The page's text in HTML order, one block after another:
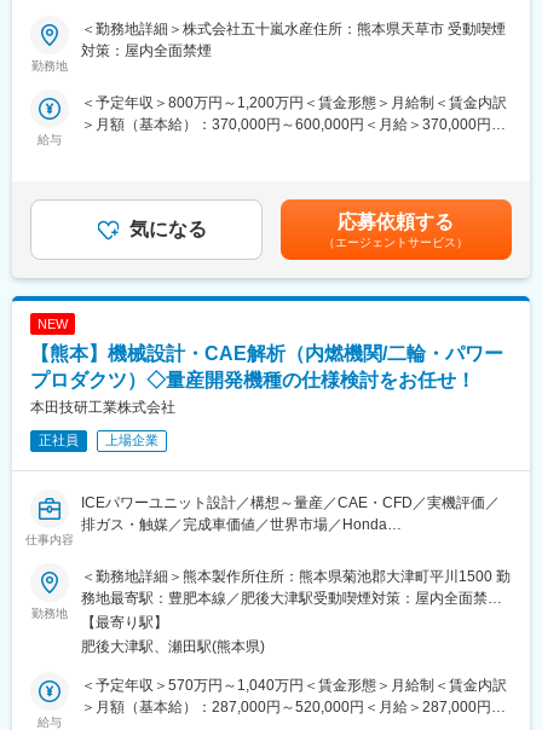
■携わる製品の名称・特徴：
・社内業務向けシステム、業務支援ツール
■業務の魅力・やりがい：
ジションです。
・部門の壁を越えた多様なステークホルダーと連携し、DXプロジ
ェクトの企画から実行まで一貫して携わることで、自らの提案が
組織の成果に直結するやりがいを実感できます。
■業務内容：
（1）現地養殖会社の運営全般:
（2）養殖現場の指導:
養殖現場での作業プロセスの最適化や技術指導を行い、生産効率
生産物の販売先との交渉や取引条件の調整を担当します。市場ニ
ーズに応じた販売戦略の策定と実行を行い、売上の最大化を図り
ます。
（4）業務の幅広い管理:
生産から販売までの一連のプロセスを管理し、効率的な運営を実
す。
（5）関係者との連携:
社内外の関係者との円滑なコミュニケーションを図り、信頼関係
を構築します。特に供給チェーンの管理や取引先との協力体制を
強化します。
縮小傾向だといわれた日本の外食市場で、当社のメインのフィー
ルドであるファストフードの市場はこの18年間で9,000億円程伸
界中の人々に安全でおいしい食を手軽な価格で提供する」を企業
理念として、
原材料の調達から製造・加工、物流、販売までの全てを自社管理
下で行う独自の「MMD（マス・マーチャンダイジング・システ
仕組み作りを行っております。
勤務地
＜勤務地詳細＞株式会社五十嵐水産住所：熊本県天草市 受動喫煙
対策：屋内全面禁煙
給与
＜予定年収＞800万円～1,200万円＜賃金形態＞月給制＜賃金内訳
＞月額（基本給）：370,000円～600,000円＜月給＞370,000円～
す。月給(月額)は固定手当を含めた表記です。
気になる 応募依頼する
（エージェントサービス）
NEW
【熊本】機械設計・CAE解析（内燃機関/二輪・パワー
プロダクツ）◇量産開発機種の仕様検討をお任せ！
本田技研工業株式会社
正社員 上場企業
仕事内容
ICEパワーユニット設計／構想～量産／CAE・CFD／実機評価／
排ガス・触媒／完成車価値／世界市場／Honda
世界シェアNo.1のHonda二輪・パワープロダクツ領域で、完成車
コンセプト起点のICEパワーユニット開発に挑むポジションです。
解析と実証を往復し、出力・環境性能・快適性を統合最適化しま
す。
■業務内容
1. 構想設計・レイアウト検討
勤務地
＜勤務地詳細＞熊本製作所住所：熊本県菊池郡大津町平川1500 勤
務地最寄駅：豊肥本線／肥後大津駅受動喫煙対策：屋内全面禁煙
変更の範囲：会社の定める事業所
【最寄り駅】
肥後大津駅、瀬田駅(熊本県)
給与
＜予定年収＞570万円～1,040万円＜賃金形態＞月給制＜賃金内訳
＞月額（基本給）：287,000円～520,000円＜月給＞287,000円～